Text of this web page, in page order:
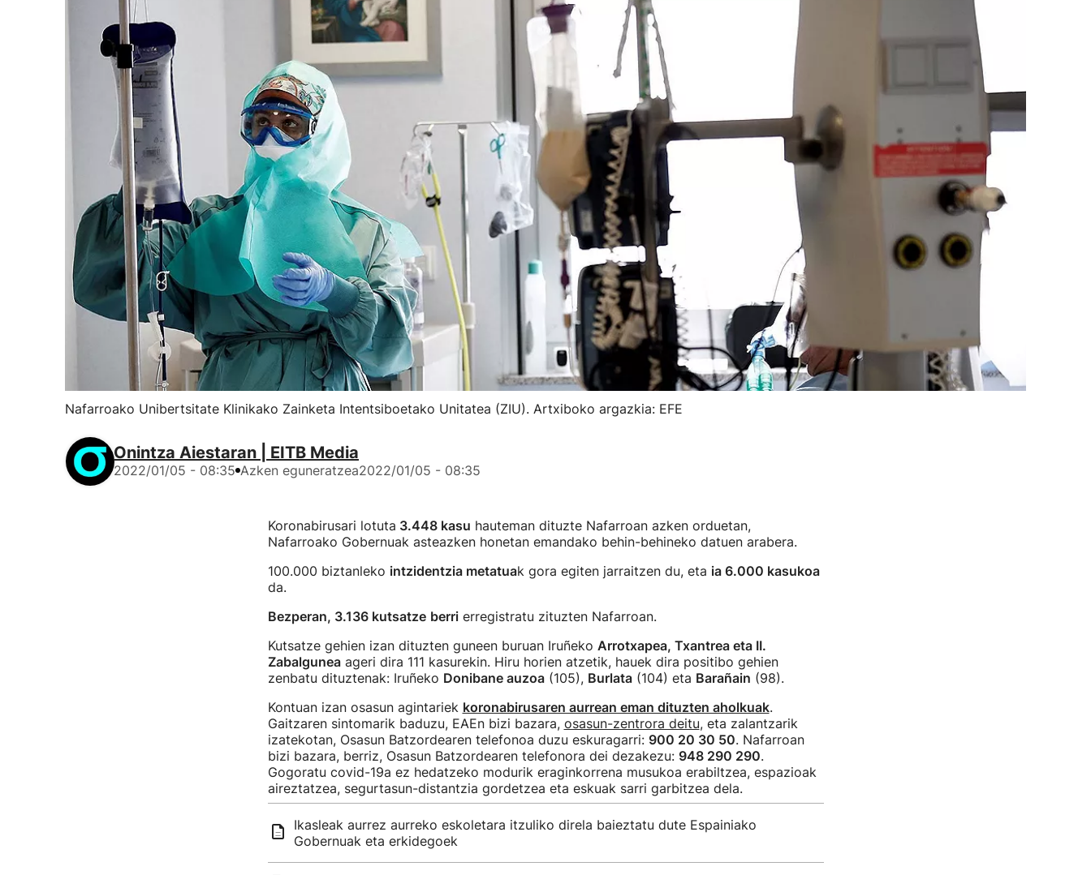
Nafarroako Unibertsitate Klinikako Zainketa Intentsiboetako Unitatea (ZIU). Artxiboko argazkia: EFE
Onintza Aiestaran | EITB Media
2022/01/05 - 08:35 Azken eguneratzea2022/01/05 - 08:35
Koronabirusari lotuta 3.448 kasu hauteman dituzte Nafarroan azken orduetan,
Nafarroako Gobernuak asteazken honetan emandako behin-behineko datuen arabera.
100.000 biztanleko intzidentzia metatuak gora egiten jarraitzen du, eta ia 6.000 kasukoa
da.
Bezperan, 3.136 kutsatze berrierregistratu zituzten Nafarroan.
Kutsatze gehien izan dituzten guneen buruan Iruñeko Arrotxapea, Txantrea eta II.
Zabalguneaageri dira 111 kasurekin. Hiru horien atzetik, hauek dira positibo gehien
zenbatu dituztenak: Iruñeko Donibane auzoa(105), Burlata(104) eta Barañain (98).
Kontuan izan osasun agintariek koronabirusaren aurrean eman dituzten aholkuak.
Gaitzaren sintomarik baduzu, EAEn bizi bazara, osasun-zentrora deitu, eta zalantzarik
izatekotan, Osasun Batzordearen telefonoa duzu eskuragarri: 900 20 30 50. Nafarroan
bizi bazara, berriz, Osasun Batzordearen telefonora dei dezakezu: 948 290 290.
Gogoratu covid-19a ez hedatzeko modurik eraginkorrena musukoa erabiltzea, espazioak
aireztatzea, segurtasun-distantzia gordetzea eta eskuak sarri garbitzea dela.
Ikasleak aurrez aurreko eskoletara itzuliko direla baieztatu dute Espainiako
Gobernuak eta erkidegoek